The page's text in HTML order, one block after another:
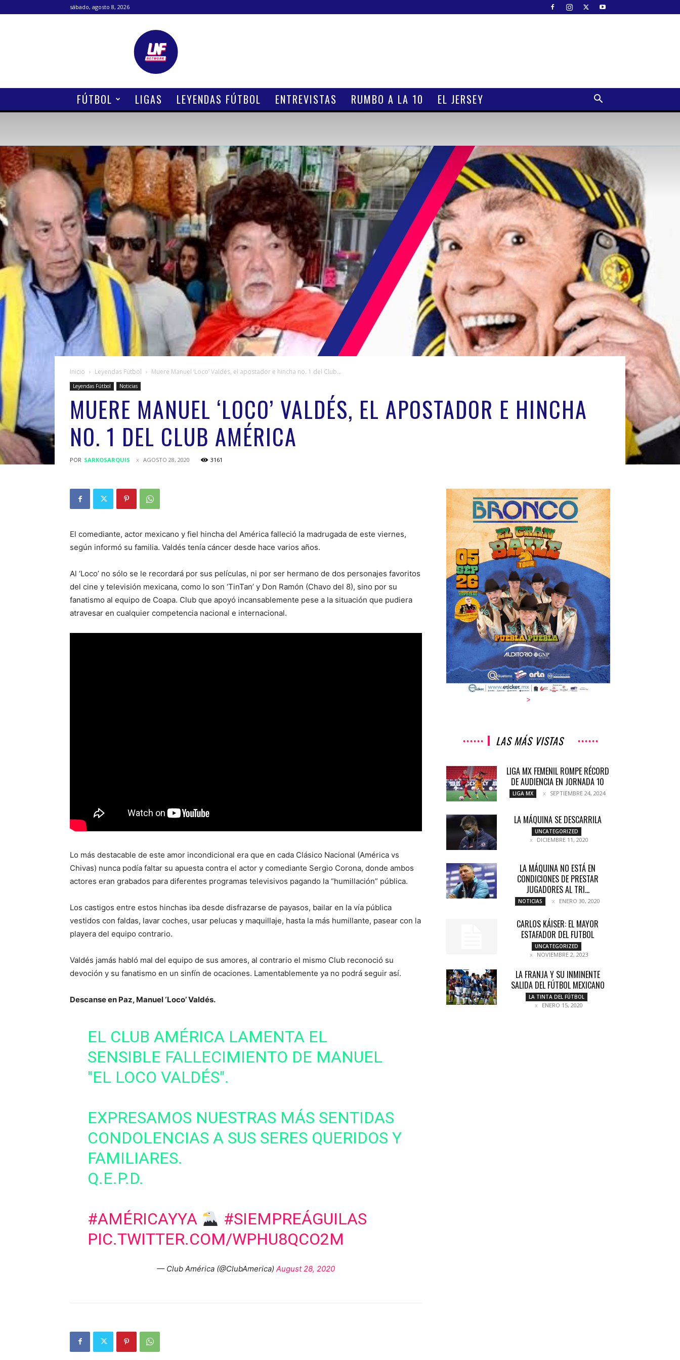
sábado, agosto 8, 2026
Lanetafutbolera
FÚTBOL LIGAS LEYENDAS FÚTBOL ENTREVISTAS RUMBO A LA 10 EL JERSEY
Inicio Leyendas Fútbol Muere Manuel ‘Loco’ Valdés, el apostador e hincha no. 1 del Club...
Leyendas Fútbol Noticias
MUERE MANUEL ‘LOCO’ VALDÉS, EL APOSTADOR E HINCHA
NO. 1 DEL CLUB AMÉRICA
POR SARKOSARQUIS AGOSTO 28, 2020 3161
El comediante, actor mexicano y fiel hincha del América falleció la madrugada de este viernes,
según informó su familia. Valdés tenía cáncer desde hace varios años.
Al ‘Loco’ no sólo se le recordará por sus películas, ni por ser hermano de dos personajes favoritos
del cine y televisión mexicana, como lo son ‘TinTan’ y Don Ramón (Chavo del 8), sino por su
fanatismo al equipo de Coapa. Club que apoyó incansablemente pese a la situación que pudiera
atravesar en cualquier competencia nacional e internacional.
Lo más destacable de este amor incondicional era que en cada Clásico Nacional (América vs
Chivas) nunca podía faltar su apuesta contra el actor y comediante Sergio Corona, donde ambos
actores eran grabados para diferentes programas televisivos pagando la “humillación” pública.
Los castigos entre estos hinchas iba desde disfrazarse de payasos, bailar en la vía pública
vestidos con faldas, lavar coches, usar pelucas y maquillaje, hasta la más humillante, pasear con la
playera del equipo contrario.
Valdés jamás habló mal del equipo de sus amores, al contrario el mismo Club reconoció su
devoción y su fanatismo en un sinfín de ocaciones. Lamentablemente ya no podrá seguir así.
Descanse en Paz, Manuel ‘Loco’ Valdés.
EL CLUB AMÉRICA LAMENTA EL
SENSIBLE FALLECIMIENTO DE MANUEL
"EL LOCO VALDÉS".
EXPRESAMOS NUESTRAS MÁS SENTIDAS
CONDOLENCIAS A SUS SERES QUERIDOS Y
FAMILIARES.
Q.E.P.D.
#AMÉRICAYYA
#SIEMPREÁGUILAS
PIC.TWITTER.COM/WPHU8QCO2M
— Club América (@ClubAmerica) August 28, 2020
>
LAS MÁS VISTAS
LIGA MX FEMENIL ROMPE RÉCORD
DE AUDIENCIA EN JORNADA 10
LIGA MX SEPTIEMBRE 24, 2024
LA MÁQUINA SE DESCARRILA
UNCATEGORIZED
DICIEMBRE 11, 2020
LA MÁQUINA NO ESTÁ EN
CONDICIONES DE PRESTAR
JUGADORES AL TRI...
NOTICIAS ENERO 30, 2020
CARLOS KÁISER: EL MAYOR
ESTAFADOR DEL FUTBOL
UNCATEGORIZED
NOVIEMBRE 2, 2023
LA FRANJA Y SU INMINENTE
SALIDA DEL FÚTBOL MEXICANO
LA TINTA DEL FÚTBOL
ENERO 15, 2020